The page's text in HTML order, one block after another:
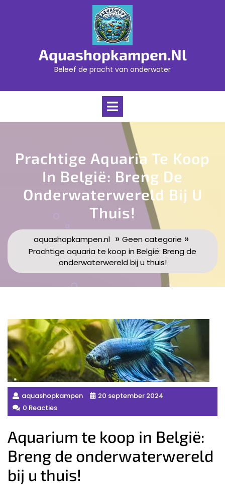
Aquashopkampen.nl
Beleef de pracht van onderwater
Open
Prachtige Aquaria Te Koop
In België: Breng De
Onderwaterwereld Bij U
Thuis!
aquashopkampen.nl » Geen categorie »
Prachtige aquaria te koop in België: Breng de
onderwaterwereld bij u thuis!
aquashopkampen
20 september 2024
0 Reacties
Aquarium te koop in België:
Breng de onderwaterwereld
bij u thuis!